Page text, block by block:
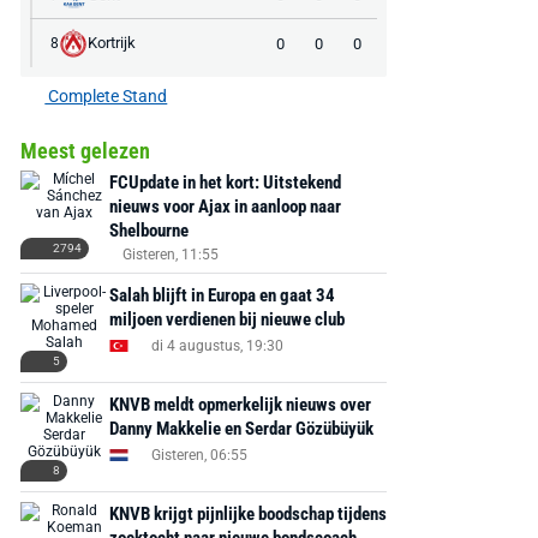
8 Kortrijk 0 0 0
Complete Stand
Meest gelezen
2794
FCUpdate in het kort: Uitstekend
nieuws voor Ajax in aanloop naar
Shelbourne
Gisteren, 11:55
5
Salah blijft in Europa en gaat 34
miljoen verdienen bij nieuwe club
di 4 augustus, 19:30
8
KNVB meldt opmerkelijk nieuws over
Danny Makkelie en Serdar Gözübüyük
Gisteren, 06:55
KNVB krijgt pijnlijke boodschap tijdens